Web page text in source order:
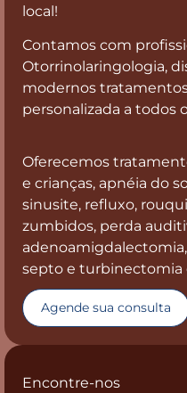
local!
Contamos com
Otorrinolaringologia,
modernos
personalizada a todos
Oferecemos
e crianças, apnéia do
sinusite, refluxo,
zumbidos, perda
septo e turbinectomia
Agende sua consulta
Encontre-nos